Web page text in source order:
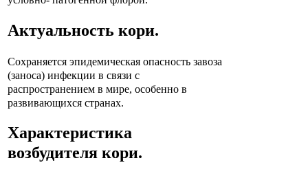
Актуальность кори.
Сохраняется эпидемическая опасность завоза
(заноса) инфекции в связи с
распространением в мире, особенно в
развивающихся странах.
Характеристика
возбудителя кори.